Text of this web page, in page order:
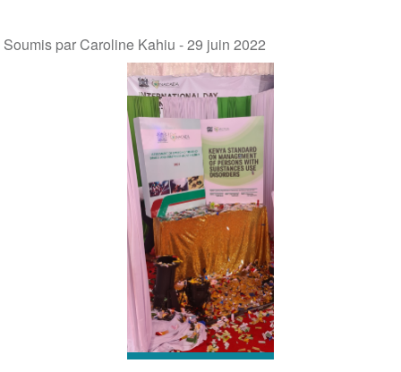
Soumis par Caroline Kahiu -29 juin 2022